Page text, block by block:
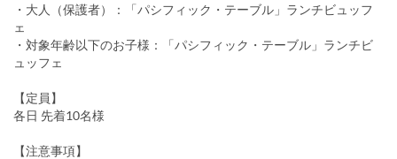
・大人（保護者）：「パシフィック・テーブル」ランチビュッフ
ェ
・対象年齢以下のお子様：「パシフィック・テーブル」ランチビ
ュッフェ
【定員】
各日 先着10名様
【注意事項】